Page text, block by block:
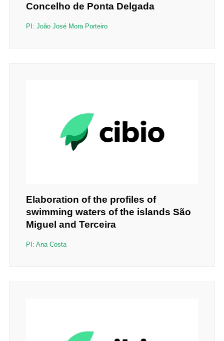
Concelho de Ponta Delgada
PI: João José Mora Porteiro
Elaboration of the profiles of
swimming waters of the islands São
Miguel and Terceira
PI: Ana Costa